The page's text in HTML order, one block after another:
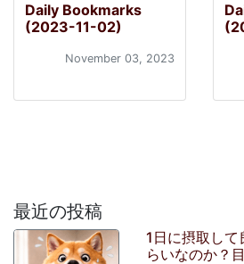
Daily Bookmarks
(2023-11-02)
November 03, 2023
最近の投稿
1日に摂取し
らいなのか？